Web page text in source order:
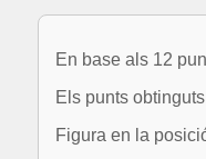
En base als 12
Els punts
Figura en la